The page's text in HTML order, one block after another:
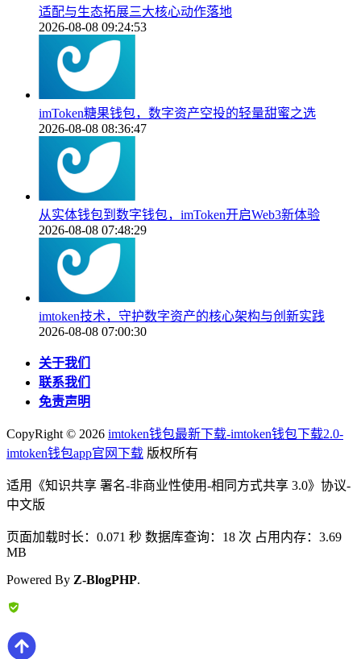
适配与生态拓展三大核心动作落地
2026-08-08 09:24:53
imToken糖果钱包，数字资产空投的轻量甜蜜之选
2026-08-08 08:36:47
从实体钱包到数字钱包，imToken开启Web3新体验
2026-08-08 07:48:29
imtoken技术，守护数字资产的核心架构与创新实践
2026-08-08 07:00:30
关于我们
联系我们
免责声明
CopyRight © 2026 imtoken钱包最新下载-imtoken钱包下载2.0-
imtoken钱包app官网下载 版权所有
适用《知识共享 署名-非商业性使用-相同方式共享 3.0》协议-
中文版
页面加载时长：0.071 秒 数据库查询：18 次 占用内存：3.69
MB
Powered By Z-BlogPHP.